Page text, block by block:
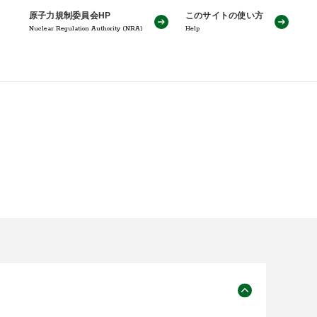
原子力規制委員会HP
Nuclear Regulation Authority (NRA)
このサイトの使い方
Help